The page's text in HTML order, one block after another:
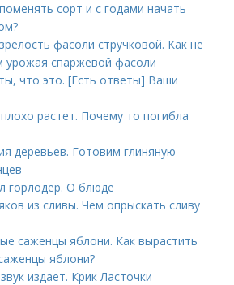
сорт и с годами начать
фасоли стручковой. Как не
урожая спаржевой фасоли
что это. [Есть ответы] Ваши
растет. Почему то погибла
деревьев. Готовим глиняную
горлодер. О блюде
из сливы. Чем опрыскать сливу
саженцы яблони. Как вырастить
яблони?
издает. Крик Ласточки